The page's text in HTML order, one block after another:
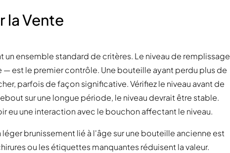
la Vente
un ensemble standard de critères. Le niveau de remplissage
est le premier contrôle. Une bouteille ayant perdu plus de
parfois de façon significative. Vérifiez le niveau avant de
sur une longue période, le niveau devrait être stable.
eu une interaction avec le bouchon affectant le niveau.
brunissement lié à l'âge sur une bouteille ancienne est
ou les étiquettes manquantes réduisent la valeur.